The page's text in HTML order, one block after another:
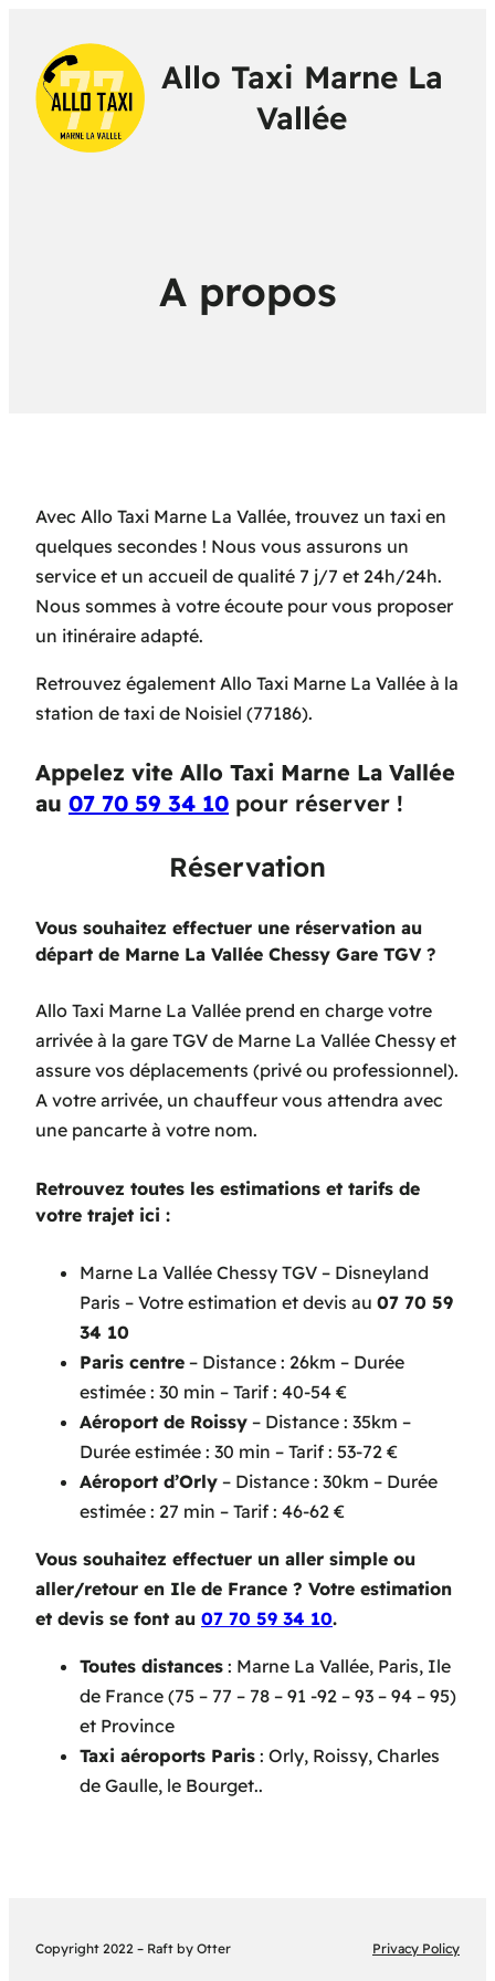
Allo Taxi Marne La
Vallée
A propos
Avec Allo Taxi Marne La Vallée, trouvez un taxi en
quelques secondes ! Nous vous assurons un
service et un accueil de qualité 7 j/7 et 24h/24h.
Nous sommes à votre écoute pour vous proposer
un itinéraire adapté.
Retrouvez également Allo Taxi Marne La Vallée à la
station de taxi de Noisiel (77186).
Appelez vite Allo Taxi Marne La Vallée
au 07 70 59 34 10 pour réserver !
Réservation
Vous souhaitez effectuer une réservation au
départ de Marne La Vallée Chessy Gare TGV ?
Allo Taxi Marne La Vallée prend en charge votre
arrivée à la gare TGV de Marne La Vallée Chessy et
assure vos déplacements (privé ou professionnel).
A votre arrivée, un chauffeur vous attendra avec
une pancarte à votre nom.
Retrouvez toutes les estimations et tarifs de
votre trajet ici :
Marne La Vallée Chessy TGV – Disneyland
Paris – Votre estimation et devis au 07 70 59
34 10
Paris centre – Distance : 26km – Durée
estimée : 30 min – Tarif : 40-54 €
Aéroport de Roissy – Distance : 35km –
Durée estimée : 30 min – Tarif : 53-72 €
Aéroport d’Orly – Distance : 30km – Durée
estimée : 27 min – Tarif : 46-62 €
Vous souhaitez effectuer un aller simple ou
aller/retour en Ile de France ? Votre estimation
et devis se font au 07 70 59 34 10.
Toutes distances : Marne La Vallée, Paris, Ile
de France (75 – 77 – 78 – 91 -92 – 93 – 94 – 95)
et Province
Taxi aéroports Paris : Orly, Roissy, Charles
de Gaulle, le Bourget..
Copyright 2022 – Raft by Otter Privacy Policy